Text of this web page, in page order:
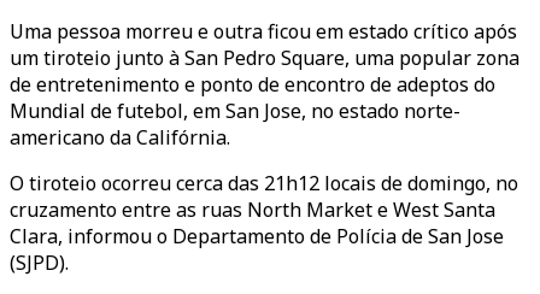
Uma pessoa morreu e outra ficou em estado crítico após
um tiroteio junto à San Pedro Square, uma popular zona
de entretenimento e ponto de encontro de adeptos do
Mundial de futebol, em San Jose, no estado norte-
americano da Califórnia.
O tiroteio ocorreu cerca das 21h12 locais de domingo, no
cruzamento entre as ruas North Market e West Santa
Clara, informou o Departamento de Polícia de San Jose
(SJPD).